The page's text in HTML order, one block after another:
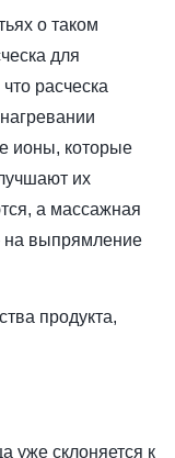
о таком
для
расческа
ионы, которые
их
а массажная
на выпрямление
продукта,
уже склоняется к